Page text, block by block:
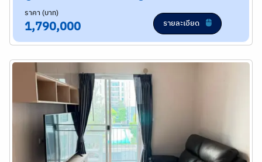
ราคา (บาท)
1,790,000 รายละเอียด